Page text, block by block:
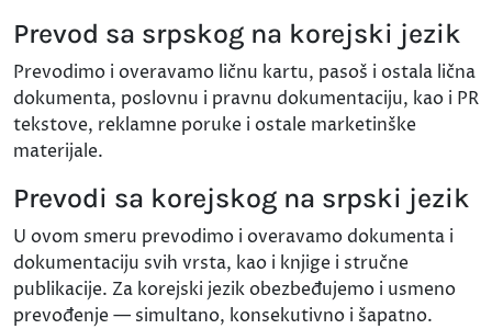
Prevod sa srpskog na korejski jezik
Prevodimo i overavamo ličnu kartu, pasoš i ostala lična
dokumenta, poslovnu i pravnu dokumentaciju, kao i PR
tekstove, reklamne poruke i ostale marketinške
materijale.
Prevodi sa korejskog na srpski jezik
U ovom smeru prevodimo i overavamo dokumenta i
dokumentaciju svih vrsta, kao i knjige i stručne
publikacije. Za korejski jezik obezbeđujemo i usmeno
prevođenje — simultano, konsekutivno i šapatno.